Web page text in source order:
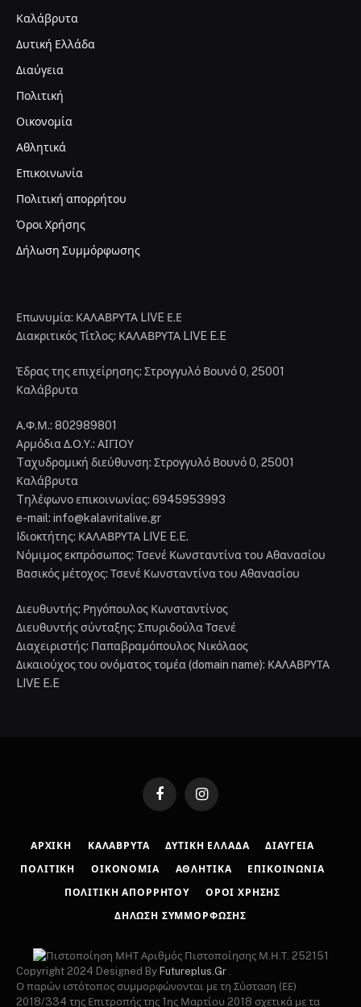
Καλάβρυτα
Δυτική Ελλάδα
Διαύγεια
Πολιτική
Οικονομία
Αθλητικά
Επικοινωνία
Πολιτική απορρήτου
Όροι Χρήσης
Δήλωση Συμμόρφωσης
Επωνυμία: ΚΑΛΑΒΡΥΤΑ LIVE Ε.Ε
Διακριτικός Τίτλος: ΚΑΛΑΒΡΥΤΑ LIVE E.E
Έδρας της επιχείρησης: Στρογγυλό Βουνό 0, 25001
Καλάβρυτα
Α.Φ.Μ.: 802989801
Αρμόδια Δ.Ο.Υ.: ΑΙΓΙΟΥ
Tαχυδρομική διεύθυνση: Στρογγυλό Βουνό 0, 25001
Καλάβρυτα
Tηλέφωνο επικοινωνίας: 6945953993
e-mail: info@kalavritalive.gr
Iδιοκτήτης: ΚΑΛΑΒΡΥΤΑ LIVE E.E.
Νόμιμος εκπρόσωπος: Τσενέ Κωνσταντίνα του Αθανασίου
Βασικός μέτοχος: Τσενέ Κωνσταντίνα του Αθανασίου
Διευθυντής: Ρηγόπουλος Κωνσταντίνος
Διευθυντής σύνταξης: Σπυριδούλα Τσενέ
Διαχειριστής: Παπαβραμόπουλος Νικόλαος
Δικαιούχος του ονόματος τομέα (domain name): ΚΑΛΑΒΡΥΤΑ
LIVE E.E
FacebookInstagram
ΑΡΧΙΚΉ ΚΑΛΆΒΡΥΤΑ ΔΥΤΙΚΉ ΕΛΛΆΔΑ ΔΙΑΎΓΕΙΑ
ΠΟΛΙΤΙΚΉ ΟΙΚΟΝΟΜΊΑ ΑΘΛΗΤΙΚΆ ΕΠΙΚΟΙΝΩΝΊΑ
ΠΟΛΙΤΙΚΉ ΑΠΟΡΡΉΤΟΥ ΌΡΟΙ ΧΡΉΣΗΣ
ΔΉΛΩΣΗ ΣΥΜΜΌΡΦΩΣΗΣ
Αριθμός Πιστοποίησης Μ.Η.Τ. 252151
Copyright 2024 Designed By Futureplus.Gr
Ο παρών ιστότοπος συμμορφώνονται με τη Σύσταση (ΕΕ)
2018/334 της Επιτροπής της 1ης Μαρτίου 2018 σχετικά με τα